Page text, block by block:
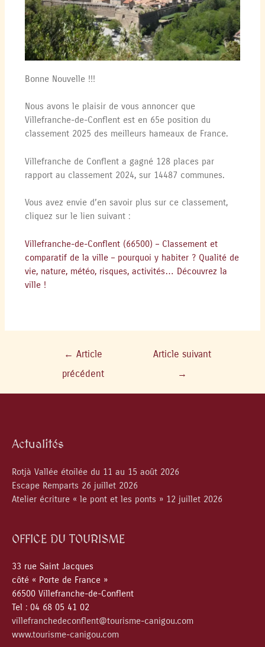
Bonne Nouvelle !!!
Nous avons le plaisir de vous annoncer que
Villefranche-de-Conflent est en 65e position du
classement 2025 des meilleurs hameaux de France.
Villefranche de Conflent a gagné 128 places par
rapport au classement 2024, sur 14487 communes.
Vous avez envie d’en savoir plus sur ce classement,
cliquez sur le lien suivant :
Villefranche-de-Conflent (66500) – Classement et
comparatif de la ville – pourquoi y habiter ? Qualité de
vie, nature, météo, risques, activités… Découvrez la
ville !
← Article
précédent
Article suivant
→
Actualités
Rotjà Vallée étoilée du 11 au 15 août 2026
Escape Remparts 26 juillet 2026
Atelier écriture « le pont et les ponts » 12 juillet 2026
OFFICE DU TOURISME
33 rue Saint Jacques
côté « Porte de France »
66500 Villefranche-de-Conflent
Tel : 04 68 05 41 02
villefranchedeconflent@tourisme-canigou.com
www.tourisme-canigou.com